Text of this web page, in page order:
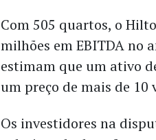
Com 505 quartos, o
milhões em EBITDA no
estimam que um ativo
um preço de mais de 10
Os investidores na